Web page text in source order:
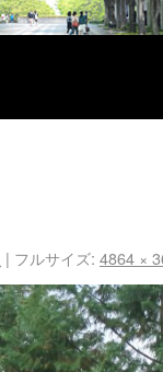
| フルサイズ: 4864 ×